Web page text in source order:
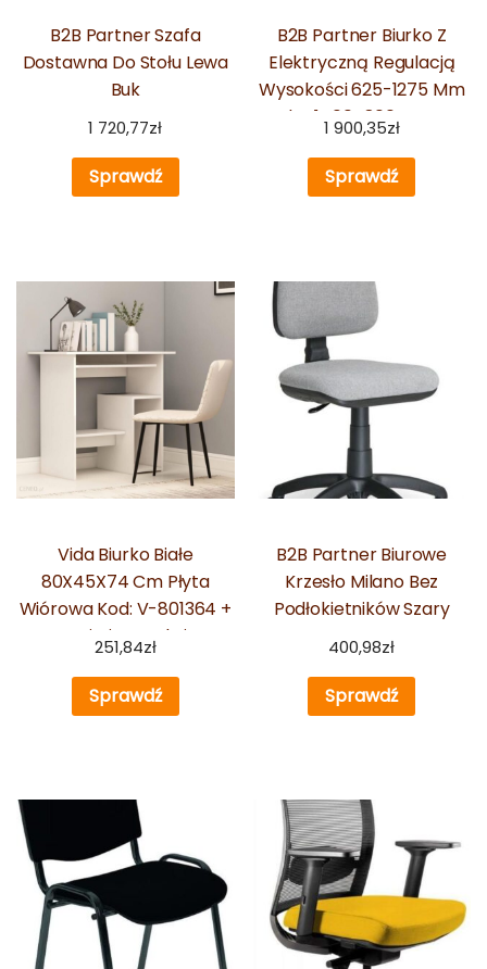
B2B Partner Szafa
Dostawna Do Stołu Lewa
Buk
1 720,77zł
Sprawdź
B2B Partner Biurko Z
Elektryczną Regulacją
Wysokości 625-1275 Mm
Blat 1400X800 Szary
1 900,35zł
Sprawdź
Vida Biurko Białe
80X45X74 Cm Płyta
Wiórowa Kod: V-801364 +
Z Nami Nie Ryzykujesz
251,84zł
Sprawdź
B2B Partner Biurowe
Krzesło Milano Bez
Podłokietników Szary
400,98zł
Sprawdź